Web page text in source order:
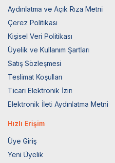
Aydınlatma ve Açık Rıza Metni
Çerez Politikası
Kişisel Veri Politikası
Üyelik ve Kullanım Şartları
Satış Sözleşmesi
Teslimat Koşulları
Ticari Elektronik İzin
Elektronik İleti Aydınlatma Metni
Hızlı Erişim
Üye Giriş
Yeni Üyelik